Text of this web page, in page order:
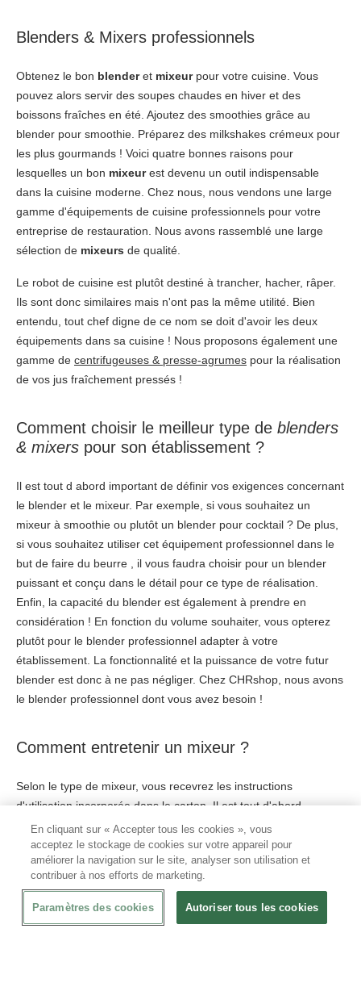
Blenders & Mixers professionnels
Obtenez le bon blenderet mixeurpour votre cuisine. Vous
pouvez alors servir des soupes chaudes en hiver et des
boissons fraîches en été. Ajoutez des smoothies grâce au
blender pour smoothie. Préparez des milkshakes crémeux pour
les plus gourmands ! Voici quatre bonnes raisons pour
lesquelles un bon mixeurest devenu un outil indispensable
dans la cuisine moderne. Chez nous, nous vendons une large
gamme d'équipements de cuisine professionnels pour votre
entreprise de restauration. Nous avons rassemblé une large
sélection de mixeurs de qualité.
Le robot de cuisine est plutôt destiné à trancher, hacher, râper.
Ils sont donc similaires mais n'ont pas la même utilité. Bien
entendu, tout chef digne de ce nom se doit d'avoir les deux
équipements dans sa cuisine ! Nous proposons également une
gamme de centrifugeuses & presse-agrumes pour la réalisation
de vos jus fraîchement pressés !
Comment choisir le meilleur type de blenders
& mixers pour son établissement ?
Il est tout d abord important de définir vos exigences concernant
le blender et le mixeur. Par exemple, si vous souhaitez un
mixeur à smoothie ou plutôt un blender pour cocktail ? De plus,
si vous souhaitez utiliser cet équipement professionnel dans le
but de faire du beurre , il vous faudra choisir pour un blender
puissant et conçu dans le détail pour ce type de réalisation.
Enfin, la capacité du blender est également à prendre en
considération ! En fonction du volume souhaiter, vous opterez
plutôt pour le blender professionnel adapter à votre
établissement. La fonctionnalité et la puissance de votre futur
blender est donc à ne pas négliger. Chez CHRshop, nous avons
le blender professionnel dont vous avez besoin !
Comment entretenir un mixeur ?
Selon le type de mixeur, vous recevrez les instructions
d'utilisation incorporée dans le carton. Il est tout d'abord
primordial de suivre les instructions étant indiqué ! Pour
optimiser au mieux l'utilisation de votre mixeur et
hygiéniquement parlant, il est important de nettoyer celui-ci
après chaque utilisation. Un mixeur entretenu régulièrement
sera non seulement plus performant mais sera au maximum de
son efficacité ! Voici le protocole à suivre :
En cliquant sur « Accepter tous les cookies », vous
acceptez le stockage de cookies sur votre appareil pour
améliorer la navigation sur le site, analyser son utilisation et
contribuer à nos efforts de marketing.
Paramètres des cookies Autoriser tous les cookies